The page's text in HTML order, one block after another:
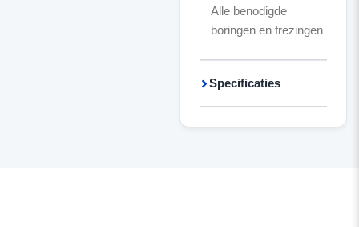
Alle benodigde
boringen en frezingen
Specificaties